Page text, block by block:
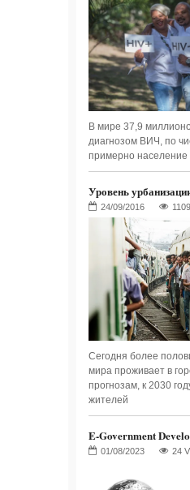
В мире 37,9
диагнозом ВИЧ, по
примерно население
Уровень
Сегодня более
мира проживает в
прогнозам, к 2030
жителей
E-Government
24